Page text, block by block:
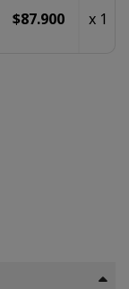
$87.900 x 1